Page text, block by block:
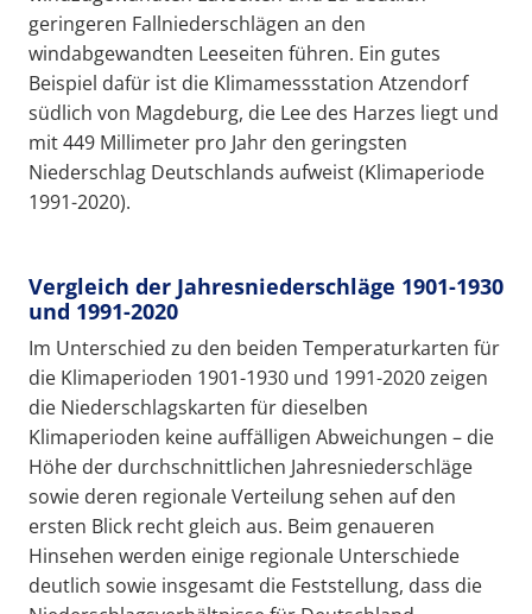
geringeren Fallniederschlägen an den
windabgewandten Leeseiten führen. Ein gutes
Beispiel dafür ist die Klimamessstation Atzendorf
südlich von Magdeburg, die Lee des Harzes liegt und
mit 449 Millimeter pro Jahr den geringsten
Niederschlag Deutschlands aufweist (Klimaperiode
1991-2020).
Vergleich der Jahresniederschläge 1901-1930
und 1991-2020
Im Unterschied zu den beiden Temperaturkarten für
die Klimaperioden 1901-1930 und 1991-2020 zeigen
die Niederschlagskarten für dieselben
Klimaperioden keine auffälligen Abweichungen – die
Höhe der durchschnittlichen Jahresniederschläge
sowie deren regionale Verteilung sehen auf den
ersten Blick recht gleich aus. Beim genaueren
Hinsehen werden einige regionale Unterschiede
deutlich sowie insgesamt die Feststellung, dass die